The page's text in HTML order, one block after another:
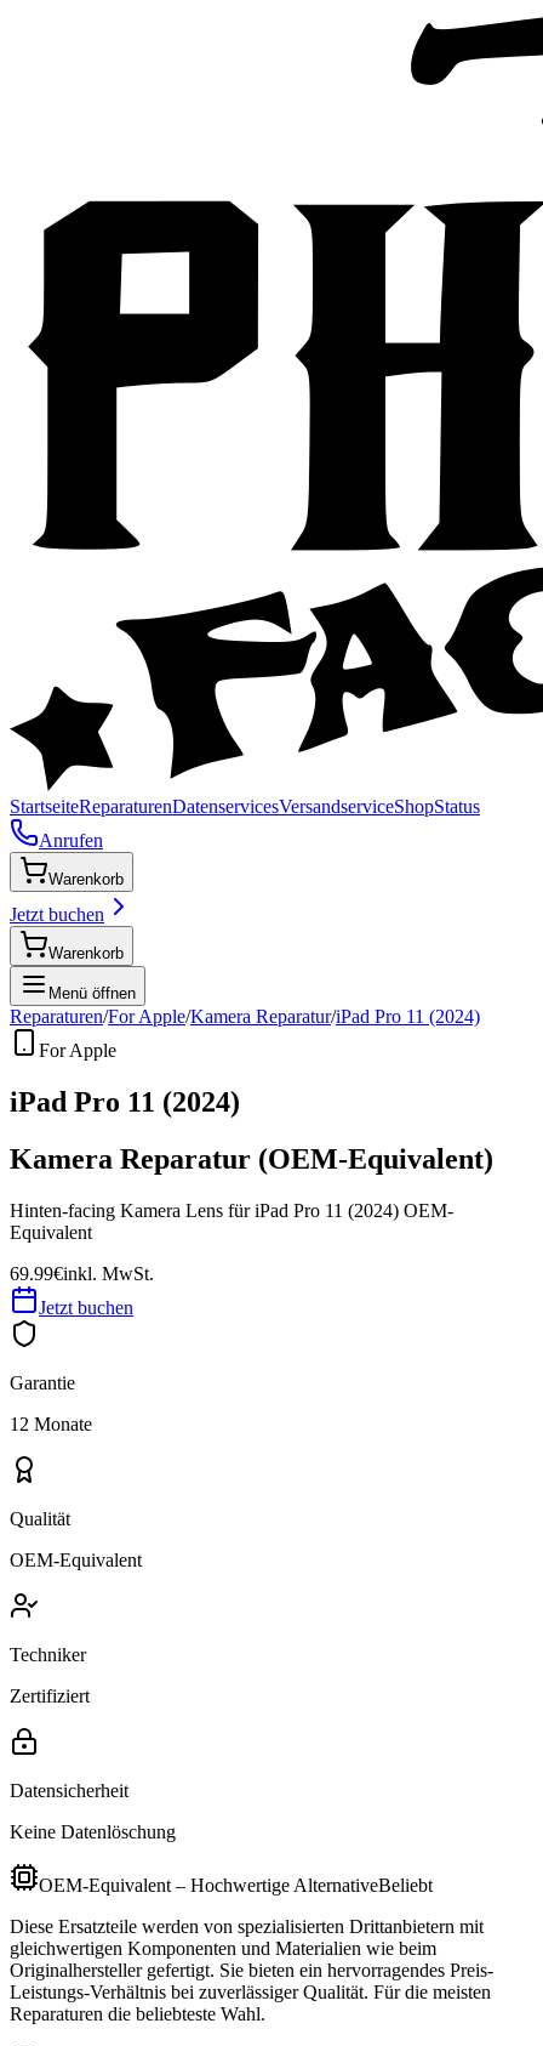
StartseiteReparaturenDatenservicesVersandserviceShopStatus
Anrufen
Warenkorb
Jetzt buchen
Warenkorb
Menü öffnen
Reparaturen/For Apple/Kamera Reparatur/iPad Pro 11 (2024)
For Apple
iPad Pro 11 (2024)
Kamera Reparatur (OEM-Equivalent)
Hinten-facing Kamera Lens für iPad Pro 11 (2024) OEM-
Equivalent
69.99€inkl. MwSt.
Jetzt buchen
Garantie
12 Monate
Qualität
OEM-Equivalent
Techniker
Zertifiziert
Datensicherheit
Keine Datenlöschung
OEM-Equivalent – Hochwertige AlternativeBeliebt
Diese Ersatzteile werden von spezialisierten Drittanbietern mit
gleichwertigen Komponenten und Materialien wie beim
Originalhersteller gefertigt. Sie bieten ein hervorragendes Preis-
Leistungs-Verhältnis bei zuverlässiger Qualität. Für die meisten
Reparaturen die beliebteste Wahl.